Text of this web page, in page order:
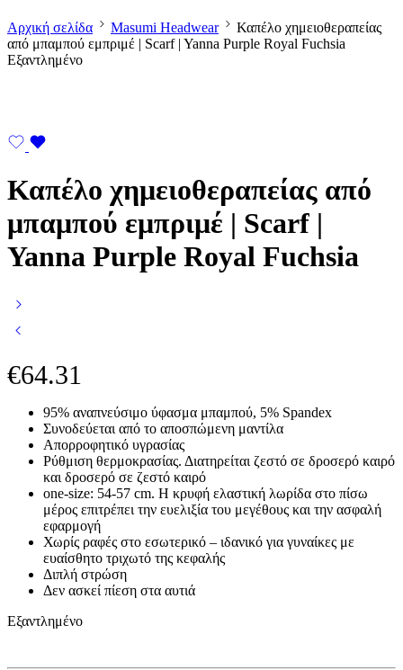
Αρχική σελίδα Masumi Headwear
Καπέλο χημειοθεραπείας
από μπαμπού εμπριμέ | Scarf | Yanna Purple Royal Fuchsia
Εξαντλημένο
Καπέλο χημειοθεραπείας από
μπαμπού εμπριμέ | Scarf |
Yanna Purple Royal Fuchsia
€64.31
95% αναπνεύσιμο ύφασμα μπαμπού, 5% Spandex
Συνοδεύεται από το αποσπώμενη μαντίλα
Απορροφητικό υγρασίας
Ρύθμιση θερμοκρασίας. Διατηρείται ζεστό σε δροσερό καιρό
και δροσερό σε ζεστό καιρό
one-size: 54-57 cm. Η κρυφή ελαστική λωρίδα στο πίσω
μέρος επιτρέπει την ευελιξία του μεγέθους και την ασφαλή
εφαρμογή
Χωρίς ραφές στο εσωτερικό – ιδανικό για γυναίκες με
ευαίσθητο τριχωτό της κεφαλής
Διπλή στρώση
Δεν ασκεί πίεση στα αυτιά
Εξαντλημένο